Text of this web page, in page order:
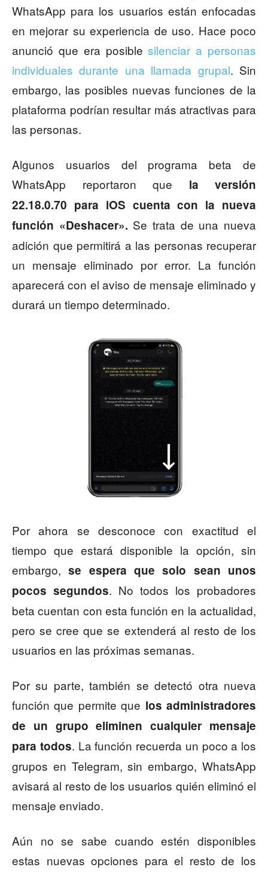
WhatsApp para los usuarios están enfocadas
en mejorar su experiencia de uso. Hace poco
anunció que era posiblesilenciar a personas
individuales durante una llamada grupal. Sin
embargo, las posibles nuevas funciones de la
plataforma podrían resultar más atractivas para
las personas.
Algunos usuarios del programa beta de
WhatsApp reportaron que la versión
22.18.0.70 para iOS cuenta con la nueva
función «Deshacer». Se trata de una nueva
adición que permitirá a las personas recuperar
un mensaje eliminado por error. La función
aparecerá con el aviso de mensaje eliminado y
durará un tiempo determinado.
Por ahora se desconoce con exactitud el
tiempo que estará disponible la opción, sin
embargo,se espera que solo sean unos
pocos segundos. No todos los probadores
beta cuentan con esta función en la actualidad,
pero se cree que se extenderá al resto de los
usuarios en las próximas semanas.
Por su parte, también se detectó otra nueva
función que permite que los administradores
de un grupo eliminen cualquier mensaje
para todos. La función recuerda un poco a los
grupos en Telegram, sin embargo, WhatsApp
avisará al resto de los usuarios quién eliminó el
mensaje enviado.
Aún no se sabe cuando estén disponibles
estas nuevas opciones para el resto de los